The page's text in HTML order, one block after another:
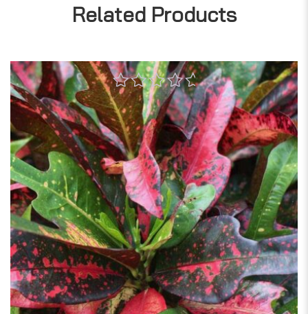
Related Products
0
out
of
5